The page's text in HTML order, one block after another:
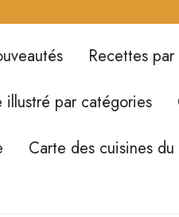
Recettes
illustré par catégories
Carte des cuisines